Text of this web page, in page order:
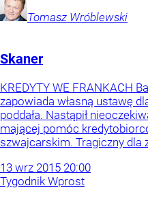
Tomasz Wróblewski
Skaner
KREDYTY WE FRANKACH
zapowiada własną ustawę
poddała. Nastąpił
mającej pomóc
szwajcarskim. Tragiczny dla
13 wrz 2015 20:00
Tygodnik Wprost